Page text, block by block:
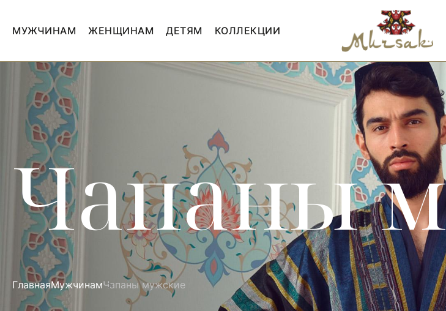
МУЖЧИНАМ ЖЕНЩИНАМ ДЕТЯМ КОЛЛЕКЦИИ
Чапаны
ГлавнаяМужчинамЧапаны мужские